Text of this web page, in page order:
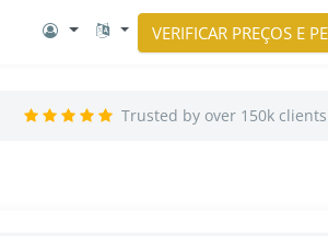
VERIFICAR PREÇOS E
Trusted by over 150k